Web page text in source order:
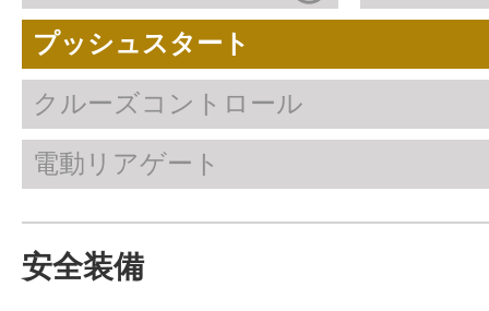
プッシュスタート
クルーズコントロール
電動リアゲート
安全装備